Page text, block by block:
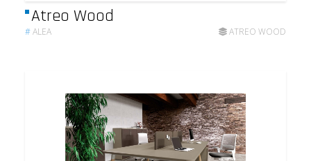
Atreo Wood
#ALEA ATREO WOOD